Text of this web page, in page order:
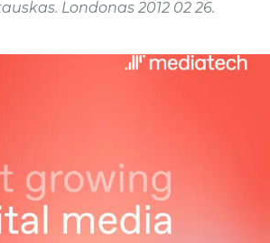
Londonas 2012 02 26.